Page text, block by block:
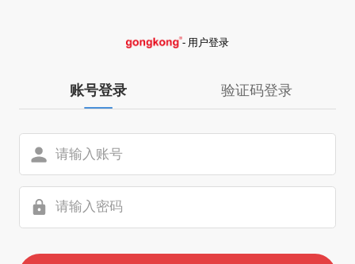
- 用户登录
账号登录 验证码登录